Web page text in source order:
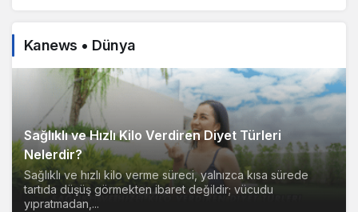
Kanews • Dünya
Sağlıklı ve Hızlı Kilo Verdiren Diyet Türleri
Nelerdir?
Sağlıklı ve hızlı kilo verme süreci, yalnızca kısa sürede
tartıda düşüş görmekten ibaret değildir; vücudu
yıpratmadan,...